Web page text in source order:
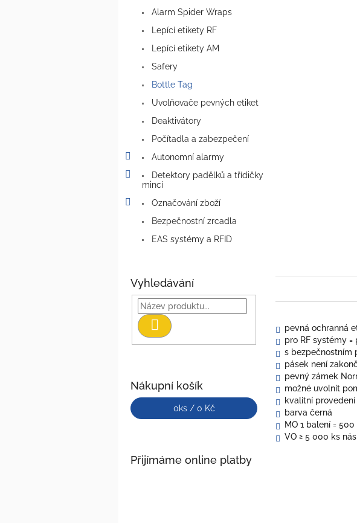
Alarm Spider Wraps
Lepící etikety RF
Lepící etikety AM
Safery
Bottle Tag
Uvolňovače pevných etiket
Deaktivátory
Počítadla a zabezpečení
Autonomní alarmy
Detektory padělků a třídičky
mincí
Označování zboží
Bezpečnostní zrcadla
EAS systémy a RFID
Vyhledávání
Hledat
Nákupní košík
0ks / 0 Kč
Přijímáme online platby
pevná ochranná
pro RF systémy
s bezpečnostním
pásek není
pevný zámek
možné uvolnit
kvalitní
barva černá
MO 1 balení = 500
VO ≥ 5 000 ks